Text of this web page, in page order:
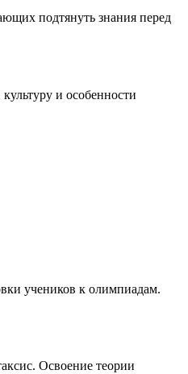
подтянуть знания перед
и особенности
учеников к олимпиадам.
Освоение теории